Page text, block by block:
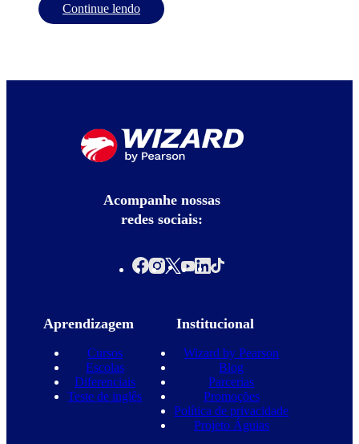
Continue lendo
Acompanhe nossas
redes sociais:
Aprendizagem
Cursos
Escolas
Diferenciais
Teste de inglês
Institucional
Wizard by Pearson
Blog
Parcerias
Promoções
Política de privacidade
Projeto Águias